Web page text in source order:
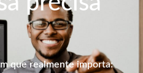
que realmente importa: